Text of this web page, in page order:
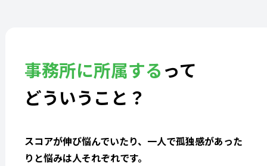
事務所に所属するって
どういうこと？
スコアが伸び悩んでいたり、一人で孤独感があった
りと悩みは人それぞれです。